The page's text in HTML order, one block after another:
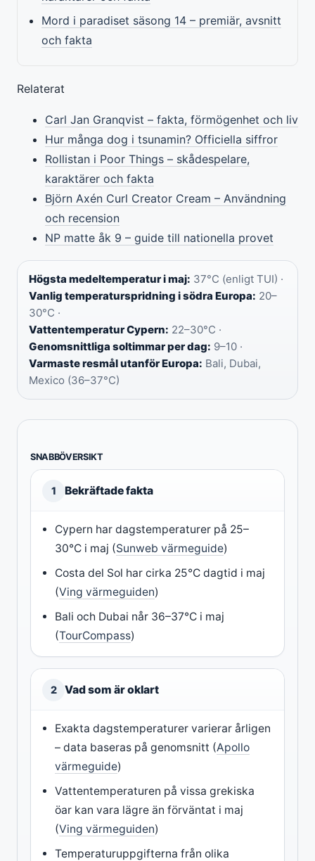
Mord i paradiset säsong 14 – premiär, avsnitt
och fakta
Relaterat
Carl Jan Granqvist – fakta, förmögenhet och liv
Hur många dog i tsunamin? Officiella siffror
Rollistan i Poor Things – skådespelare,
karaktärer och fakta
Björn Axén Curl Creator Cream – Användning
och recension
NP matte åk 9 – guide till nationella provet
Högsta medeltemperatur i maj: 37°C (enligt TUI) ·
Vanlig temperaturspridning i södra Europa: 20–
30°C ·
Vattentemperatur Cypern: 22–30°C ·
Genomsnittliga soltimmar per dag: 9–10 ·
Varmaste resmål utanför Europa: Bali, Dubai,
Mexico (36–37°C)
SNABBÖVERSIKT
1 Bekräftade fakta
Cypern har dagstemperaturer på 25–
30°C i maj (Sunweb värmeguide)
Costa del Sol har cirka 25°C dagtid i maj
(Ving värmeguiden)
Bali och Dubai når 36–37°C i maj
(TourCompass)
2 Vad som är oklart
Exakta dagstemperaturer varierar årligen
– data baseras på genomsnitt (Apollo
värmeguide)
Vattentemperaturen på vissa grekiska
öar kan vara lägre än förväntat i maj
(Ving värmeguiden)
Temperaturuppgifterna från olika